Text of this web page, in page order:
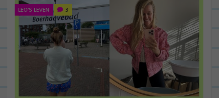
LEO'S LEVEN 3